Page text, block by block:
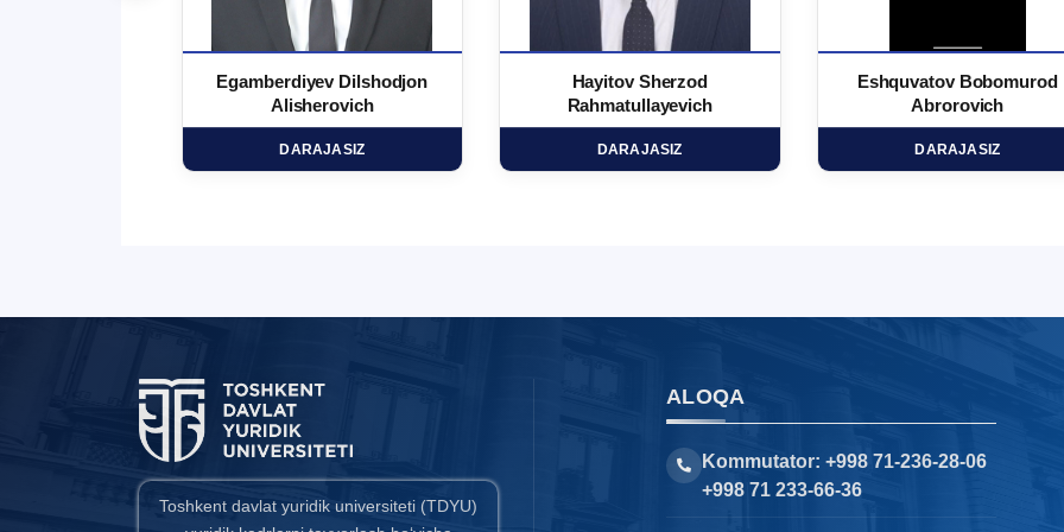
Egamberdiyev Dilshodjon
Alisherovich
DARAJASIZ
Hayitov Sherzod
Rahmatullayevich
DARAJASIZ
Eshquvatov Bobomurod
Abrorovich
DARAJASIZ
Toshkent davlat yuridik universiteti (TDYU)
ALOQA
Kommutator: +998 71-236-28-06
+998 71 233-66-36